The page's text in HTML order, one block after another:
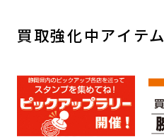
買取強化中アイテム